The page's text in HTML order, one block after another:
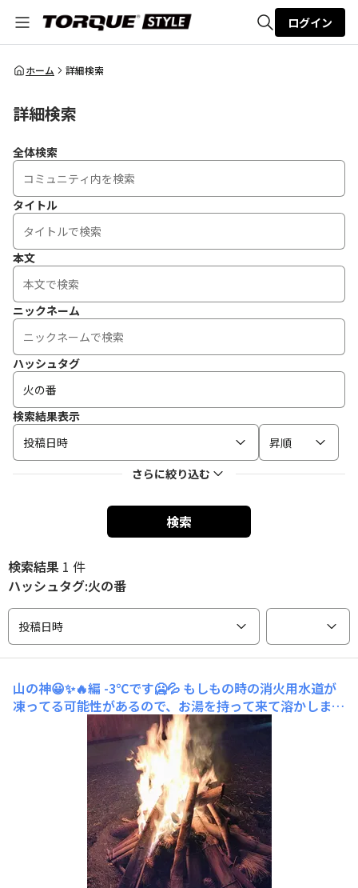
全体検索
ログイン
ホーム 詳細検索
詳細検索
全体検索
タイトル
本文
ニックネーム
ハッシュタグ
検索結果表示
投稿日時
昇順
さらに絞り込む
検索
検索結果 1 件
ハッシュタグ:火の番
投稿日時
山の神😀✨🔥編 -3℃です🥶💦 もしもの時の消火用水道が
凍ってる可能性があるので、お湯を持って来て溶かしまし
た😀👍✨早速役立ちましたよTORQUE水筒✨10時間経って
も暖かい さて昼頃まで火の番です😱